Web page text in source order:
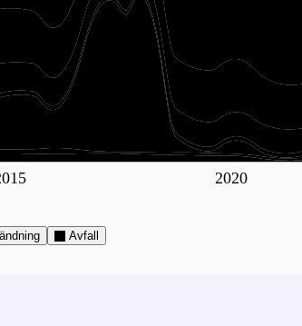
2020
Avfall